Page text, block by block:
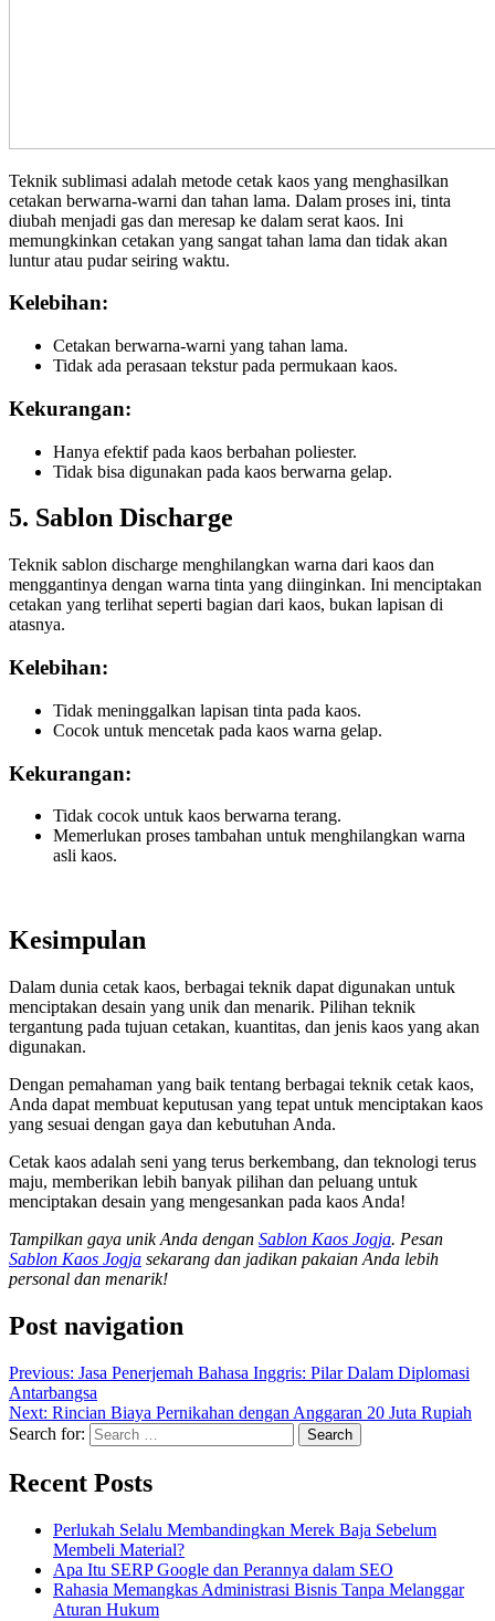
Teknik sublimasi adalah metode cetak kaos yang menghasilkan
cetakan berwarna-warni dan tahan lama. Dalam proses ini, tinta
diubah menjadi gas dan meresap ke dalam serat kaos. Ini
memungkinkan cetakan yang sangat tahan lama dan tidak akan
luntur atau pudar seiring waktu.
Kelebihan:
Cetakan berwarna-warni yang tahan lama.
Tidak ada perasaan tekstur pada permukaan kaos.
Kekurangan:
Hanya efektif pada kaos berbahan poliester.
Tidak bisa digunakan pada kaos berwarna gelap.
5. Sablon Discharge
Teknik sablon discharge menghilangkan warna dari kaos dan
menggantinya dengan warna tinta yang diinginkan. Ini menciptakan
cetakan yang terlihat seperti bagian dari kaos, bukan lapisan di
atasnya.
Kelebihan:
Tidak meninggalkan lapisan tinta pada kaos.
Cocok untuk mencetak pada kaos warna gelap.
Kekurangan:
Tidak cocok untuk kaos berwarna terang.
Memerlukan proses tambahan untuk menghilangkan warna
asli kaos.
Kesimpulan
Dalam dunia cetak kaos, berbagai teknik dapat digunakan untuk
menciptakan desain yang unik dan menarik. Pilihan teknik
tergantung pada tujuan cetakan, kuantitas, dan jenis kaos yang akan
digunakan.
Dengan pemahaman yang baik tentang berbagai teknik cetak kaos,
Anda dapat membuat keputusan yang tepat untuk menciptakan kaos
yang sesuai dengan gaya dan kebutuhan Anda.
Cetak kaos adalah seni yang terus berkembang, dan teknologi terus
maju, memberikan lebih banyak pilihan dan peluang untuk
menciptakan desain yang mengesankan pada kaos Anda!
Tampilkan gaya unik Anda dengan Sablon Kaos Jogja. Pesan
Sablon Kaos Jogja sekarang dan jadikan pakaian Anda lebih
personal dan menarik!
Post navigation
Previous: Jasa Penerjemah Bahasa Inggris: Pilar Dalam Diplomasi
Antarbangsa
Next: Rincian Biaya Pernikahan dengan Anggaran 20 Juta Rupiah
Search for:
Recent Posts
Perlukah Selalu Membandingkan Merek Baja Sebelum
Membeli Material?
Apa Itu SERP Google dan Perannya dalam SEO
Rahasia Memangkas Administrasi Bisnis Tanpa Melanggar
Aturan Hukum